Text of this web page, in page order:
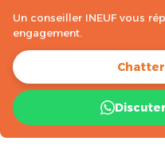
Un conseiller INEUF vous
engagement.